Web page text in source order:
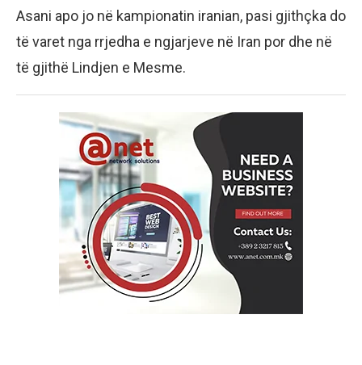
Asani apo jo në kampionatin iranian, pasi gjithçka do
të varet nga rrjedha e ngjarjeve në Iran por dhe në
të gjithë Lindjen e Mesme.